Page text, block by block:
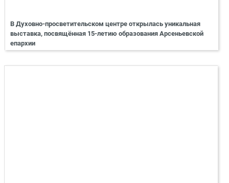
В Духовно-просветительском центре открылась уникальная
выставка, посвящённая 15-летию образования Арсеньевской
епархии